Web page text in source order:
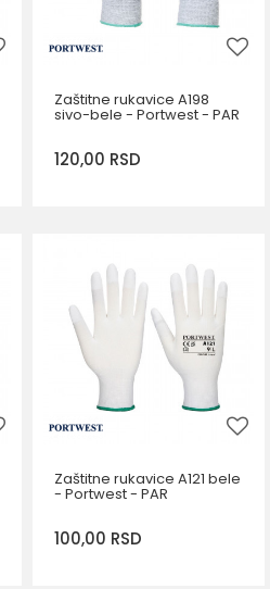
Zaštitne rukavice A198
sivo-bele - Portwest - PAR
120,00 RSD
M
Zaštitne rukavice A121 bele
- Portwest - PAR
100,00 RSD